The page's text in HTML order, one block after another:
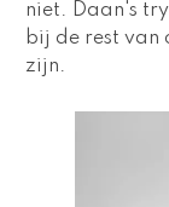
niet. Daan's
bij de rest van
zijn.